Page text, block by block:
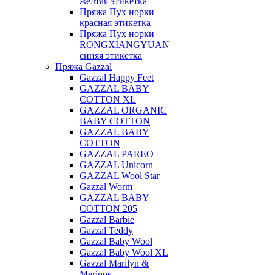
Пряжа Пух норки
красная этикетка
Пряжа Пух норки
RONGXIANGYUAN
синяя этикетка
Пряжа Gazzal
Gazzal Happy Feet
GAZZAL BABY
COTTON XL
GAZZAL ORGANIC
BABY COTTON
GAZZAL BABY
COTTON
GAZZAL PAREO
GAZZAL Unicorn
GAZZAL Wool Star
Gazzal Worm
GAZZAL BABY
COTTON 205
Gazzal Barbie
Gazzal Teddy
Gazzal Baby Wool
Gazzal Baby Wool XL
Gazzal Marilyn &